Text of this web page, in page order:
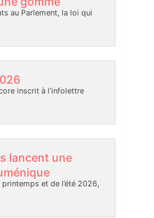
au Parlement, la loi qui
inscrit à l’infolettre
lancent une
et de l’été 2026,